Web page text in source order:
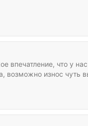
впечатление, что у
возможно износ чуть